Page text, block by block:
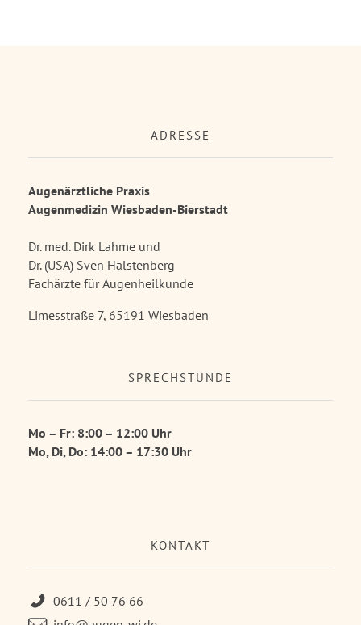
ADRESSE
Augenärztliche Praxis
Augenmedizin Wiesbaden-Bierstadt
Dr. med. Dirk Lahme und
Dr. (USA) Sven Halstenberg
Fachärzte für Augenheilkunde
Limesstraße 7, 65191 Wiesbaden
SPRECHSTUNDE
Mo – Fr: 8:00 – 12:00 Uhr
Mo, Di, Do: 14:00 – 17:30 Uhr
KONTAKT
0611 / 50 76 66